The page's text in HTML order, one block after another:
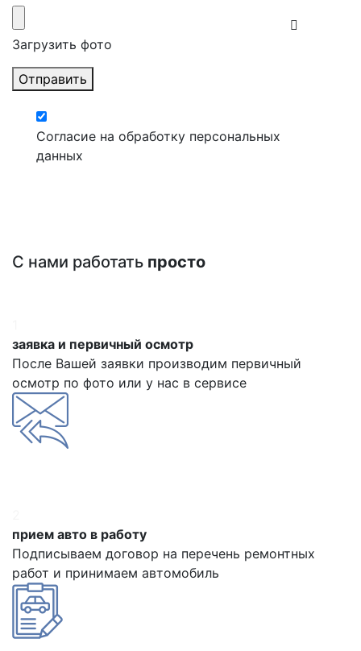
Загрузить фото
Отправить
Согласие на обработку персональных
данных
С нами работать просто
заявка и первичный осмотр
После Вашей заявки производим первичный
осмотр по фото или у нас в сервисе
прием авто в работу
Подписываем договор на перечень ремонтных
работ и принимаем автомобиль